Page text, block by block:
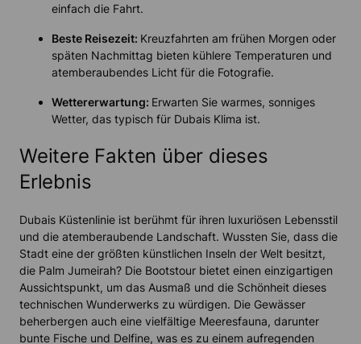
einfach die Fahrt.
Beste Reisezeit: Kreuzfahrten am frühen Morgen oder
späten Nachmittag bieten kühlere Temperaturen und
atemberaubendes Licht für die Fotografie.
Wettererwartung: Erwarten Sie warmes, sonniges
Wetter, das typisch für Dubais Klima ist.
Weitere Fakten über dieses
Erlebnis
Dubais Küstenlinie ist berühmt für ihren luxuriösen Lebensstil
und die atemberaubende Landschaft. Wussten Sie, dass die
Stadt eine der größten künstlichen Inseln der Welt besitzt,
die Palm Jumeirah? Die Bootstour bietet einen einzigartigen
Aussichtspunkt, um das Ausmaß und die Schönheit dieses
technischen Wunderwerks zu würdigen. Die Gewässer
beherbergen auch eine vielfältige Meeresfauna, darunter
bunte Fische und Delfine, was es zu einem aufregenden